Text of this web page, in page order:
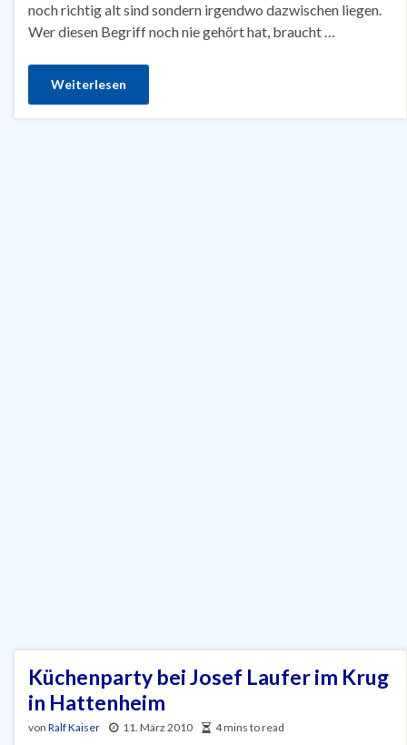
noch richtig alt sind sondern irgendwo dazwischen liegen.
Wer diesen Begriff noch nie gehört hat, braucht …
Weiterlesen
Küchenparty bei Josef Laufer im Krug
in Hattenheim
von Ralf Kaiser 11. März 2010 4 mins to read